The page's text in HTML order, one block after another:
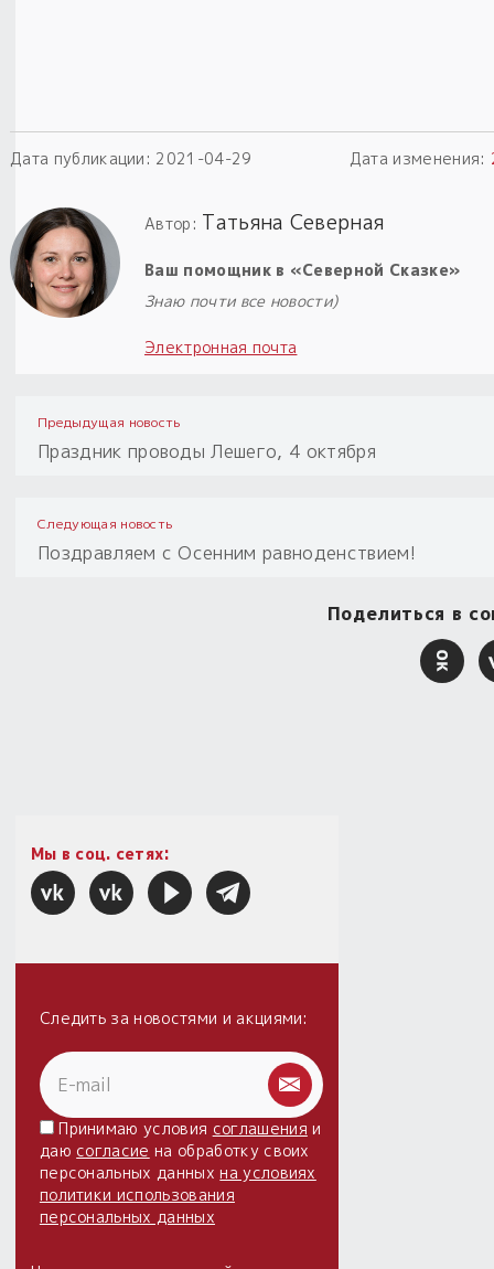
Дата публикации: 2021-04-29 Дата изменения:
Автор: Татьяна Северная
Ваш помощник в «Северной Сказке»
Знаю почти все новости)
Электронная почта
Предыдущая новость
Праздник проводы Лешего, 4 октября
Следующая новость
Поздравляем с Осенним равноденствием!
Поделиться в
Мы в соц. сетях:
Следить за новостями и акциями:
Принимаю условия соглашения и
даю согласие на обработку своих
персональных данныхна условиях
политики использования
персональных данных